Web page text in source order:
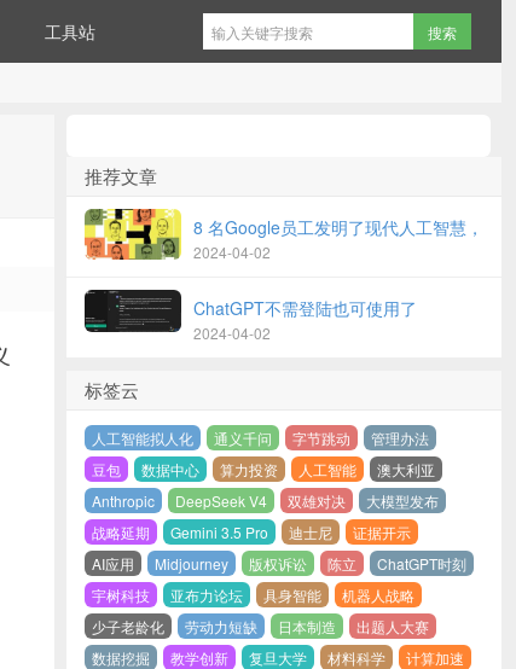
工具站
推荐文章
8 名Google员工发明了现代人工智慧，
2024-04-02
ChatGPT不需登陆也可使用了
2024-04-02
标签云
人工智能拟人化 通义千问 字节跳动
管理办法
豆包
数据中心 算力投资 人工智能
澳大利亚
Anthropic
DeepSeek V4 双雄对决
大模型发布
战略延期
Gemini 3.5 Pro 迪士尼
证据开示
AI应用
Midjourney 版权诉讼 陈立
ChatGPT时刻
宇树科技
亚布力论坛 具身智能
机器人战略
少子老龄化
劳动力短缺 日本制造
出题人大赛
数据挖掘
教学创新 复旦大学 材料科学
计算加速